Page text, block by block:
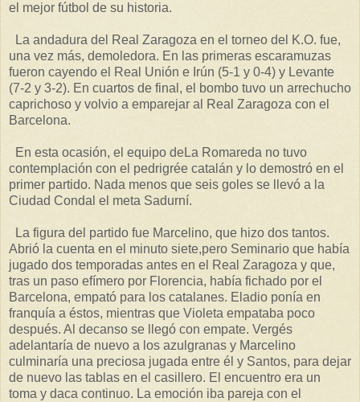
el mejor fútbol de su historia.
La andadura del Real Zaragoza en el torneo del K.O. fue,
una vez más, demoledora. En las primeras escaramuzas
fueron cayendo el Real Unión e Irún (5-1 y 0-4) y Levante
(7-2 y 3-2). En cuartos de final, el bombo tuvo un arrechucho
caprichoso y volvio a emparejar al Real Zaragoza con el
Barcelona.
En esta ocasión, el equipo deLa Romareda no tuvo
contemplación con el pedrigrée catalán y lo demostró en el
primer partido. Nada menos que seis goles se llevó a la
Ciudad Condal el meta Sadurní.
La figura del partido fue Marcelino, que hizo dos tantos.
Abrió la cuenta en el minuto siete,pero Seminario que había
jugado dos temporadas antes en el Real Zaragoza y que,
tras un paso efímero por Florencia, había fichado por el
Barcelona, empató para los catalanes. Eladio ponía en
franquía a éstos, mientras que Violeta empataba poco
después. Al decanso se llegó con empate. Vergés
adelantaría de nuevo a los azulgranas y Marcelino
culminaría una preciosa jugada entre él y Santos, para dejar
de nuevo las tablas en el casillero. El encuentro era un
toma y daca continuo. La emoción iba pareja con el